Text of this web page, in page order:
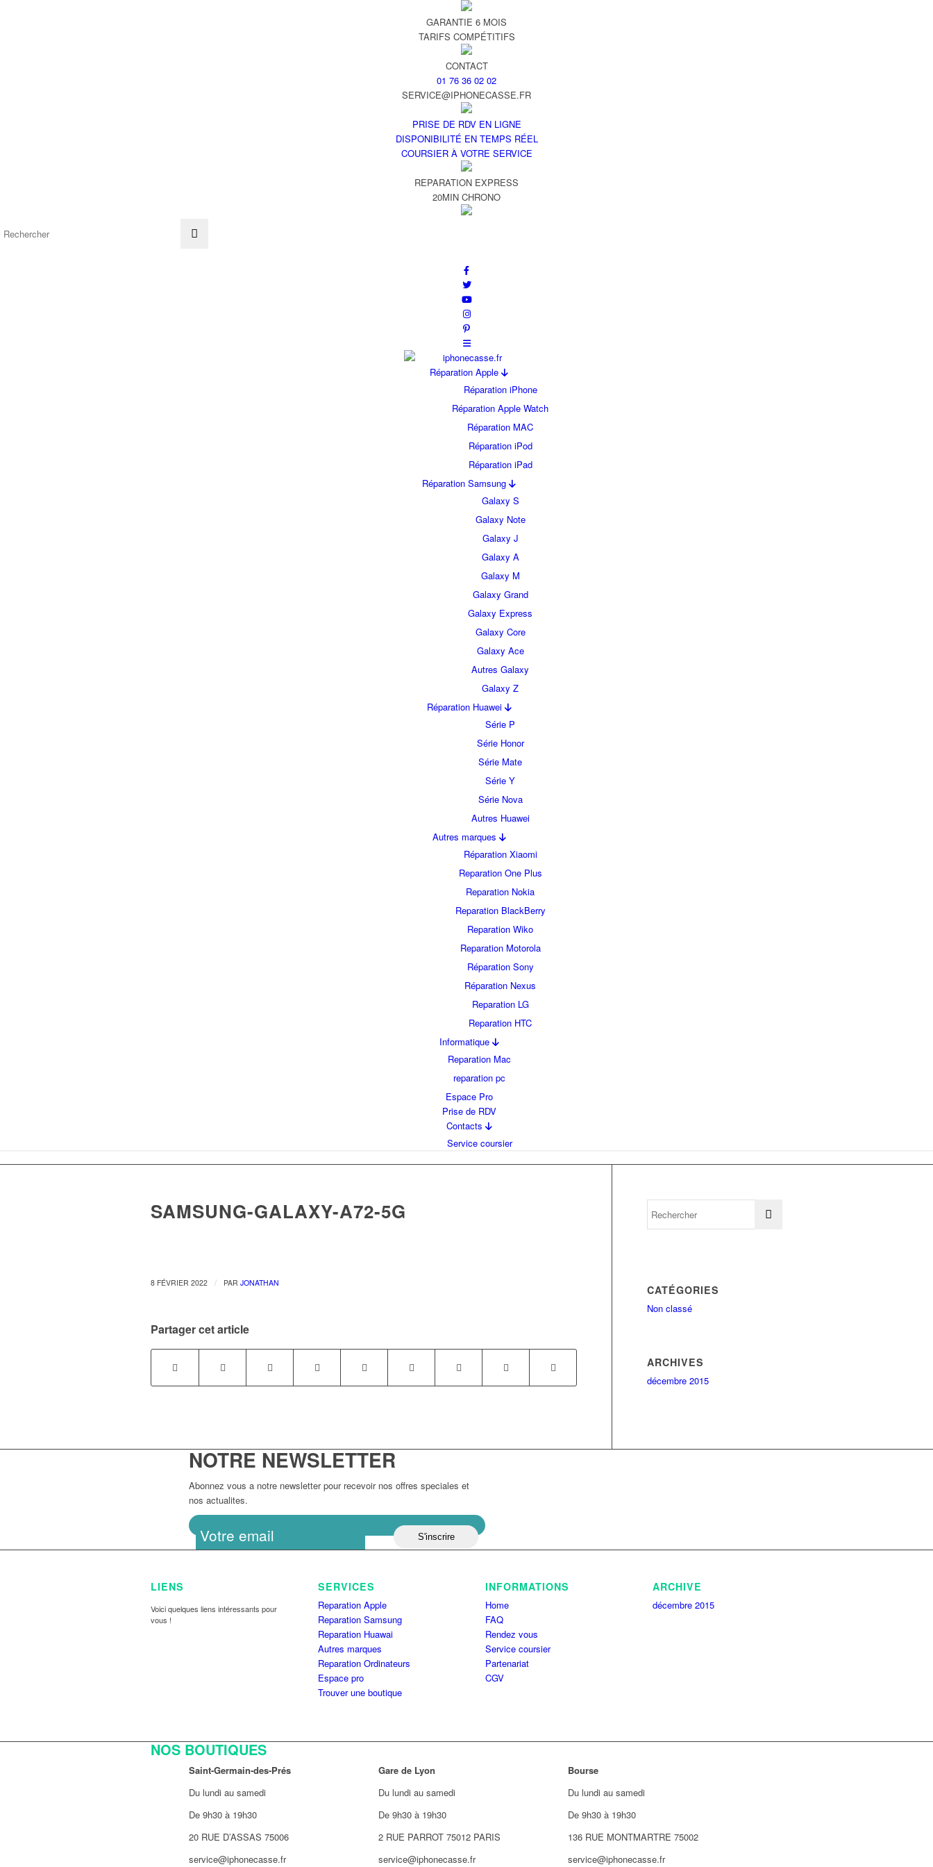
GARANTIE 6 MOIS
TARIFS COMPÉTITIFS
CONTACT
01 76 36 02 02
SERVICE@IPHONECASSE.FR
PRISE DE RDV EN LIGNE
DISPONIBILITÉ EN TEMPS RÉEL
COURSIER À VOTRE SERVICE
REPARATION EXPRESS
20MIN CHRONO
Réparation Apple
Réparation iPhone
Réparation Apple Watch
Réparation MAC
Réparation iPod
Réparation iPad
Réparation Samsung
Galaxy S
Galaxy Note
Galaxy J
Galaxy A
Galaxy M
Galaxy Grand
Galaxy Express
Galaxy Core
Galaxy Ace
Autres Galaxy
Galaxy Z
Réparation Huawei
Série P
Série Honor
Série Mate
Série Y
Série Nova
Autres Huawei
Autres marques
Réparation Xiaomi
Reparation One Plus
Reparation Nokia
Reparation BlackBerry
Reparation Wiko
Reparation Motorola
Réparation Sony
Réparation Nexus
Reparation LG
Reparation HTC
Informatique
Reparation Mac
reparation pc
Espace Pro
Prise de RDV
Contacts
Service coursier
SAMSUNG-GALAXY-A72-5G
8 FÉVRIER 2022 / PAR JONATHAN
Partager cet article
CATÉGORIES
Non classé
ARCHIVES
décembre 2015
NOTRE NEWSLETTER
Abonnez vous a notre newsletter pour recevoir nos offres speciales et
nos actualites.
LIENS
Voici quelques liens intéressants pour
vous !
SERVICES
Reparation Apple
Reparation Samsung
Reparation Huawai
Autres marques
Reparation Ordinateurs
Espace pro
Trouver une boutique
INFORMATIONS
Home
FAQ
Rendez vous
Service coursier
Partenariat
CGV
ARCHIVE
décembre 2015
NOS BOUTIQUES
Saint-Germain-des-Prés
Du lundi au samedi
De 9h30 à 19h30
20 RUE D’ASSAS 75006
service@iphonecasse.fr
Gare de Lyon
Du lundi au samedi
De 9h30 à 19h30
2 RUE PARROT 75012 PARIS
service@iphonecasse.fr
Bourse
Du lundi au samedi
De 9h30 à 19h30
136 RUE MONTMARTRE 75002
service@iphonecasse.fr